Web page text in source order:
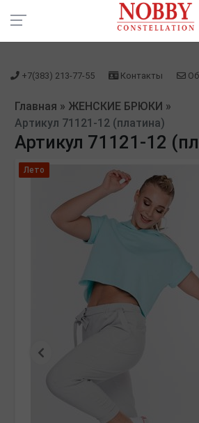
зарегистрироваться" />
+7(383) 213-77-55 Контакты
Главная » ЖЕНСКИЕ БРЮКИ »
Артикул 71121-12 (платина)
Артикул 71121-12
Лето
Предыдущая